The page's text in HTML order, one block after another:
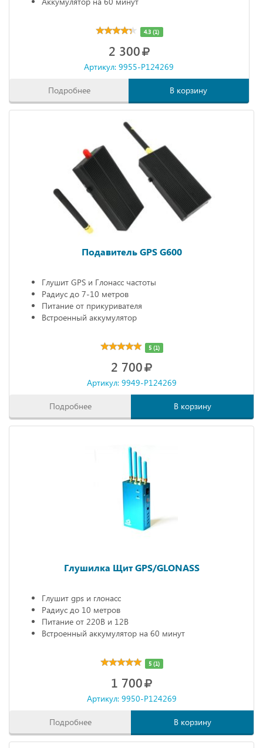
4.3 (1)
2 300
Артикул: 9955-P124269
Подробнее В корзину
Подавитель GPS G600
Глушит GPS и Глонасс частоты
Радиус до 7-10 метров
Питание от прикуривателя
Встроенный аккумулятор
5 (1)
2 700
Артикул: 9949-P124269
Подробнее В корзину
Глушилка Щит GPS/GLONASS
Глушит gps и глонасс
Радиус до 10 метров
Питание от 220В и 12В
Встроенный аккумулятор на 60 минут
5 (1)
1 700
Артикул: 9950-P124269
Подробнее В корзину